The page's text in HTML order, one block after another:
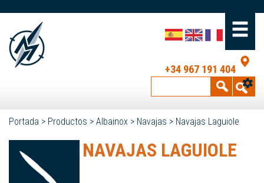
+34 967 191 404
Portada > Productos > Albainox > Navajas > Navajas Laguiole
NAVAJAS LAGUIOLE